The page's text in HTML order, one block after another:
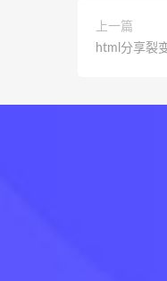
上一篇
html分享裂